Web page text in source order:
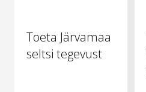
Toeta Järvamaa
seltsi tegevust